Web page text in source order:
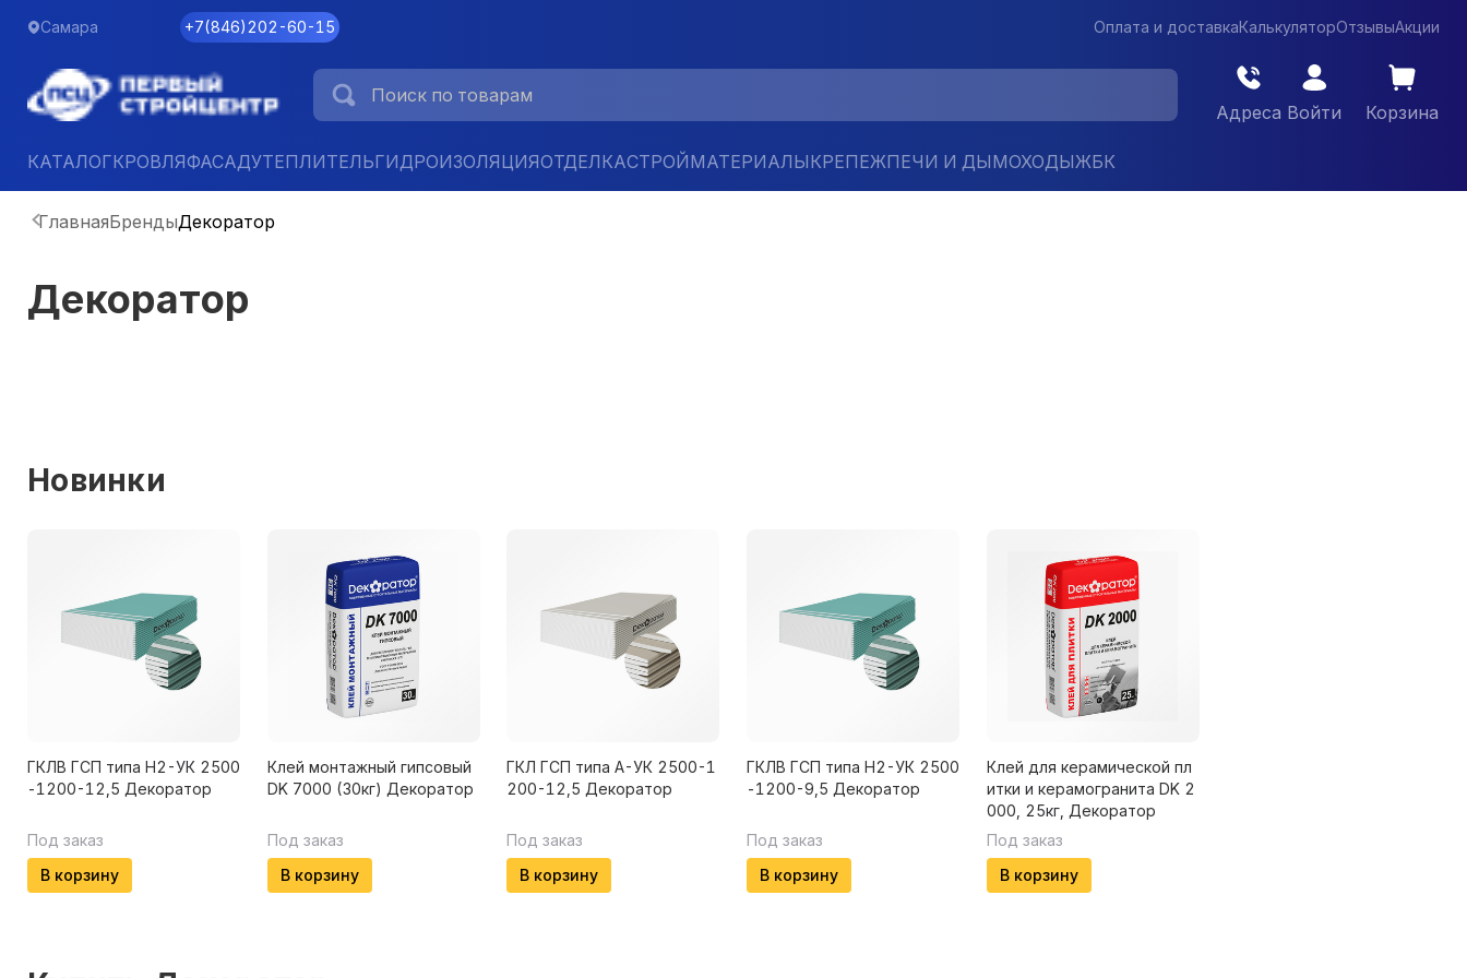
Самара +7(846)202-60-15 Оплата и доставкаКалькуляторОтзывыАкции
Адреса Войти Корзина
КАТАЛОГКРОВЛЯФАСАДУТЕПЛИТЕЛЬГИДРОИЗОЛЯЦИЯОТДЕЛКАСТРОЙМАТЕРИАЛЫКРЕПЕЖПЕЧИ И ДЫМОХОДЫЖБК
ГлавнаяБрендыДекоратор
Декоратор
Новинки
ГКЛВ ГСП типа H2-УК 2500
-1200-12,5 Декоратор
Под заказ
В корзину
Клей монтажный гипсовый
DK 7000 (30кг) Декоратор
Под заказ
В корзину
ГКЛ ГСП типа A-УК 2500-1
200-12,5 Декоратор
Под заказ
В корзину
ГКЛВ ГСП типа H2-УК 2500
-1200-9,5 Декоратор
Под заказ
В корзину
Клей для керамической пл
итки и керамогранита DK 2
000, 25кг, Декоратор
Под заказ
В корзину